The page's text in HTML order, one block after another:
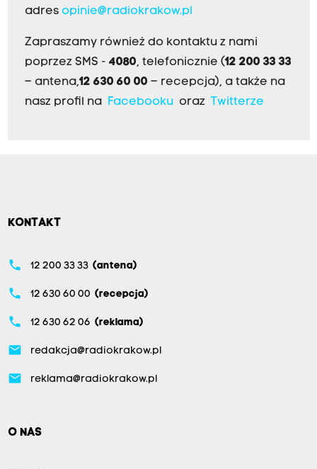
adres opinie@radiokrakow.pl
Zapraszamy również do kontaktu z nami
poprzez SMS - 4080, telefonicznie (12 200 33 33
– antena,12 630 60 00 – recepcja), a także na
nasz profil na
Facebookuoraz Twitterze
KONTAKT
phone 12 200 33 33 (antena)
phone 12 630 60 00 (recepcja)
phone 12 630 62 06 (reklama)
email redakcja@radiokrakow.pl
email reklama@radiokrakow.pl
O NAS